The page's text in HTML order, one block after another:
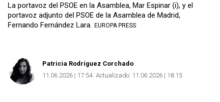
La portavoz del PSOE en la Asamblea, Mar Espinar (i), y el
portavoz adjunto del PSOE de la Asamblea de Madrid,
Fernando Fernández Lara. EUROPA PRESS
Patricia Rodríguez Corchado
11.06.2026 | 17:54 Actualizado: 11.06.2026 | 18:15